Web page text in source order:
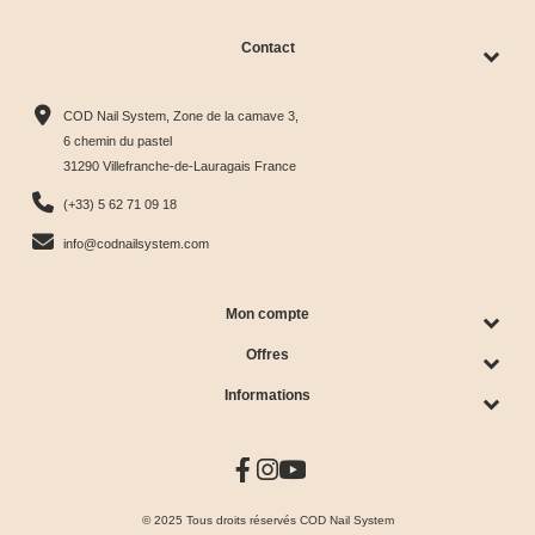
Tips &
nuancier
 
& Tips
Glow &
Collection
Contact
COD Nail System, Zone de la camave 3,
6 chemin du pastel
31290 Villefranche-de-Lauragais France
(+33) 5 62 71 09 18
info@codnailsystem.com
Mon compte
Offres
Informations
© 2025 Tous droits réservés COD Nail System